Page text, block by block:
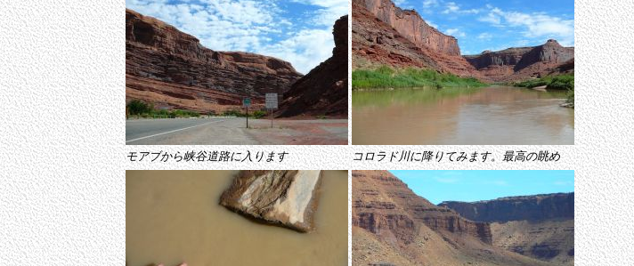
モアブから峡谷道路に入ります コロラド川に降りてみます。最高の眺め